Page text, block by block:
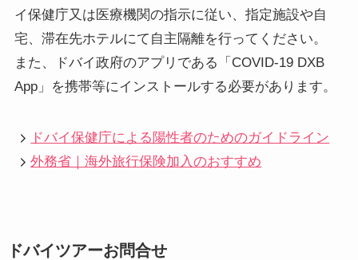
イ保健庁又は医療機関の指示に従い、指定施設や自
宅、滞在先ホテルにて自主隔離を行ってください。
また、ドバイ政府のアプリである「COVID-19 DXB
App」を携帯等にインストールする必要があります。
ドバイ保健庁による陽性者のためのガイドライン
外務省｜海外旅行保険加入のおすすめ
ドバイツアーお問合せ